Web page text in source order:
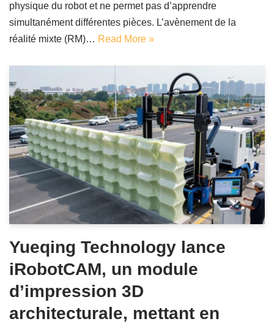
physique du robot et ne permet pas d’apprendre
simultanément différentes pièces. L’avènement de la
réalité mixte (RM)… Read More »
Yueqing Technology lance
iRobotCAM, un module
d’impression 3D
architecturale, mettant en